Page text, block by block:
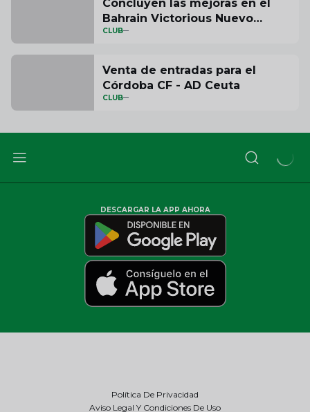
Concluyen las mejoras en el
Bahrain Victorious Nuevo
Arcángel
CLUB
Venta de entradas para el
Córdoba CF - AD Ceuta
CLUB
DESCARGAR LA APP AHORA
Política De Privacidad
Aviso Legal Y Condiciones De Uso